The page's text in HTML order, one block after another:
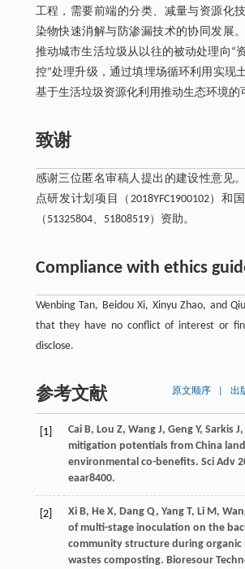
工程，需要前端的分类、减量与资源化
染物快速消解与防渗漏技术的协同发展
推动城市生活垃圾从以往的被动处理向“
控”处理升级，通过填埋场循环利用实现
基于生活垃圾资源化利用推动生态环境的
致谢
感谢三位匿名审稿人提出的建设性意见
点研发计划项目（2018YFC1900102）和
（51325804、51808519）资助。
Compliance with ethics
Wenbing Tan, Beidou Xi, Xinyu Zhao, and
that they have no conflict of interest or
disclose.
参考文献 原文顺序 出
[1]
Cai B, Lou Z, Wang J, Geng Y, Sarkis
mitigation potentials from China
environmental co-benefits. Sci Adv
eaar8400.
[2]
Xi B, He X, Dang Q, Yang T, Li M,
of multi-stage inoculation on the
community structure during organic
wastes composting. Bioresour